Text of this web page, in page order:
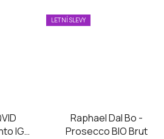
IGT
LETNÍ SLEVY
Raphael Dal Bo -
Prosecco BIO Brut